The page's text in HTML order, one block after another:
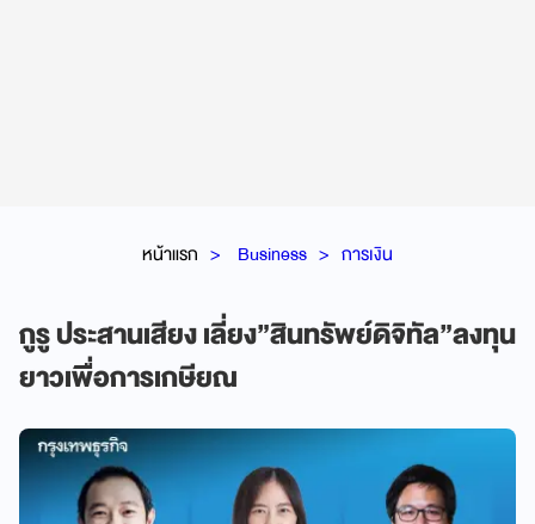
หน้าแรก Business การเงิน
กูรู ประสานเสียง เลี่ยง”สินทรัพย์ดิจิทัล”ลงทุน
ยาวเพื่อการเกษียณ